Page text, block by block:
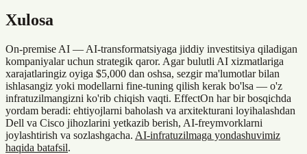
Xulosa
On-premise AI — AI-transformatsiyaga jiddiy investitsiya qiladigan
kompaniyalar uchun strategik qaror. Agar bulutli AI xizmatlariga
xarajatlaringiz oyiga $5,000 dan oshsa, sezgir ma'lumotlar bilan
ishlasangiz yoki modellarni fine-tuning qilish kerak bo'lsa — o'z
infratuzilmangizni ko'rib chiqish vaqti. EffectOn har bir bosqichda
yordam beradi: ehtiyojlarni baholash va arxitekturani loyihalashdan
Dell va Cisco jihozlarini yetkazib berish, AI-freymvorklarni
joylashtirish va sozlashgacha. AI-infratuzilmaga yondashuvimiz
haqida batafsil.